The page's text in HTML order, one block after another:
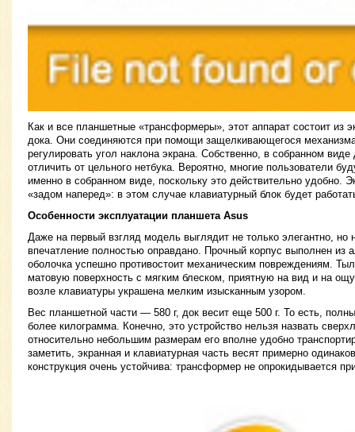
Как и все планшетные «трансформеры», этот аппарат состоит из
дока. Они соединяются при помощи защелкивающегося
регулировать угол наклона экрана. Собственно, в собранном
отличить от цельного нетбука. Вероятно, многие пользователи
именно в собранном виде, поскольку это действительно удобно.
«задом наперед»: в этом случае клавиатурный блок будет
Особенности эксплуатации планшета Asus
Даже на первый взгляд модель выглядит не только элегантно, но
впечатление полностью оправдано. Прочный корпус выполнен из
оболочка успешно противостоит механическим повреждениям.
матовую поверхность с мягким блеском, приятную на вид и на
возле клавиатуры украшена мелким изысканным узором.
Вес планшетной части — 580 г, док весит еще 500 г. То есть,
более килограмма. Конечно, это устройство нельзя назвать
относительно небольшим размерам его вполне удобно
заметить, экранная и клавиатурная часть весят примерно
конструкция очень устойчива: трансформер не опрокидывается